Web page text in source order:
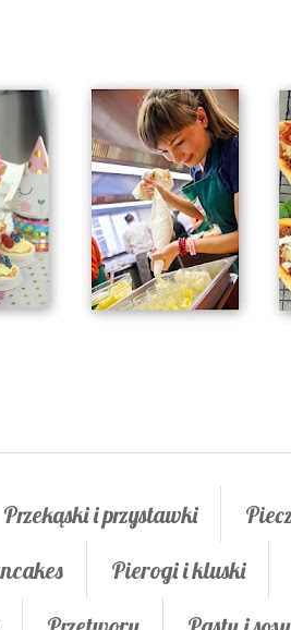
Przekąski i przystawki
Pierogi i kluski